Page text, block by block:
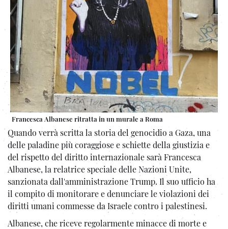
Francesca Albanese ritratta in un murale a Roma
Quando verrà scritta la storia del genocidio a Gaza, una
delle paladine più coraggiose e schiette della giustizia e
del rispetto del diritto internazionale sarà Francesca
Albanese, la relatrice speciale delle Nazioni Unite,
sanzionata dall'amministrazione Trump. Il suo ufficio ha
il compito di monitorare e denunciare le violazioni dei
diritti umani commesse da Israele contro i palestinesi.
Albanese, che riceve regolarmente minacce di morte e